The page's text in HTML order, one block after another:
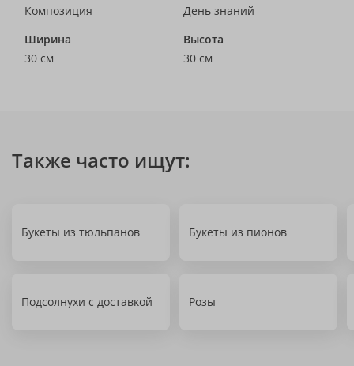
Композиция
День знаний
Ширина
30 см
Высота
30 см
Также часто ищут:
Букеты из тюльпанов Букеты из пионов
Подсолнухи с доставкой Розы